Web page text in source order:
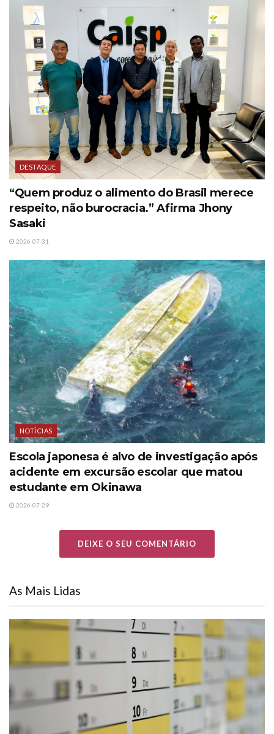
DESTAQUE
“Quem produz o alimento do Brasil merece
respeito, não burocracia.” Afirma Jhony
Sasaki
2026-07-31
NOTÍCIAS
Escola japonesa é alvo de investigação após
acidente em excursão escolar que matou
estudante em Okinawa
2026-07-29
DEIXE O SEU COMENTÁRIO
As Mais Lidas